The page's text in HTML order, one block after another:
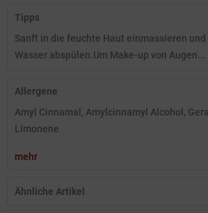
Tipps
Sanft in die feuchte Haut einmassieren
Wasser abspülen.Um Make-up von Augen...
Allergene
Amyl Cinnamal, Amylcinnamyl Alcohol,
Limonene
mehr
Ähnliche Artikel